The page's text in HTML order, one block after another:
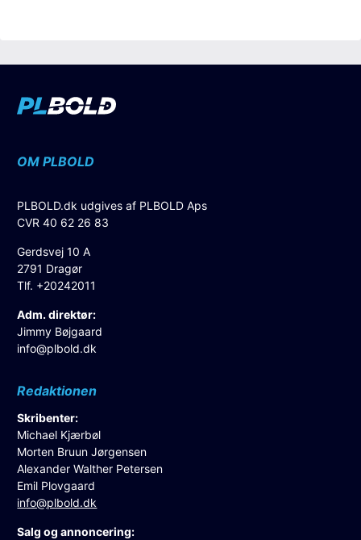
OM PLBOLD
PLBOLD.dk udgives af PLBOLD Aps
CVR 40 62 26 83
Gerdsvej 10 A
2791 Dragør
Tlf. +20242011
Adm. direktør:
Jimmy Bøjgaard
info@plbold.dk
Redaktionen
Skribenter:
Michael Kjærbøl
Morten Bruun Jørgensen
Alexander Walther Petersen
Emil Plovgaard
info@plbold.dk
Salg og annoncering: